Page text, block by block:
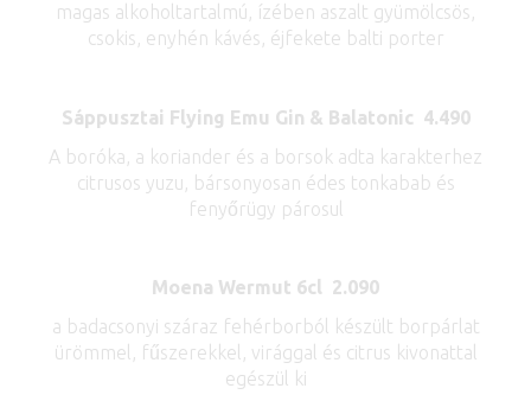
magas alkoholtartalmú, ízében aszalt gyümölcsös,
csokis, enyhén kávés, éjfekete balti porter
Sáppusztai Flying Emu Gin & Balatonic 4.490
A boróka, a koriander és a borsok adta karakterhez
citrusos yuzu, bársonyosan édes tonkabab és
fenyőrügy párosul
Moena Wermut 6cl 2.090
a badacsonyi száraz fehérborból készült borpárlat
ürömmel, fűszerekkel, virággal és citrus kivonattal
egészül ki